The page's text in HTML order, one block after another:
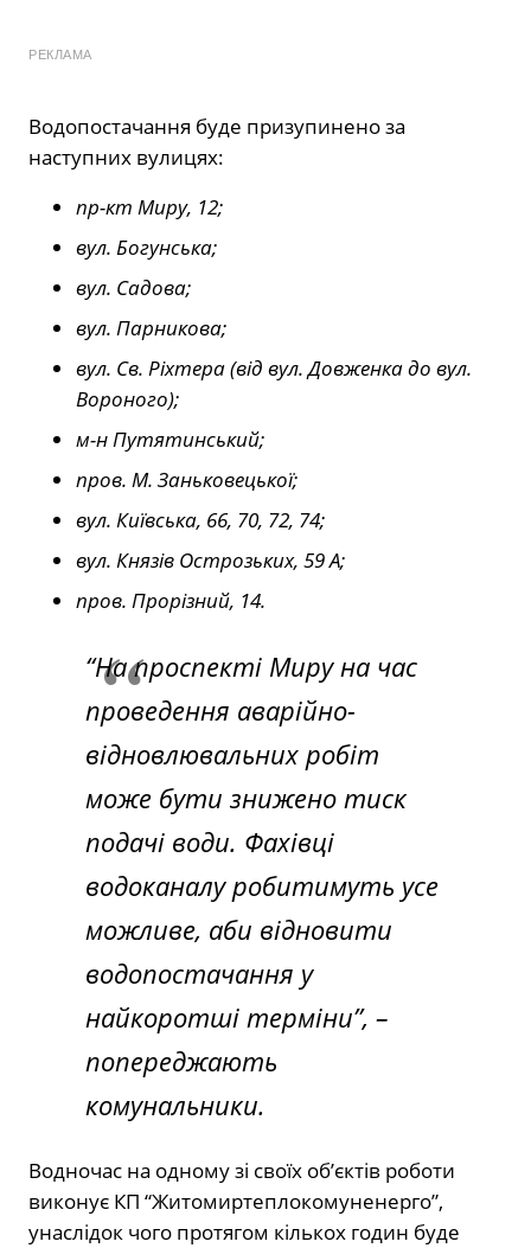
РЕКЛАМА
Водопостачання буде призупинено за
наступних вулицях:
пр-кт Миру, 12;
вул. Богунська;
вул. Садова;
вул. Парникова;
вул. Св. Ріхтера (від вул. Довженка до вул.
Вороного);
м-н Путятинський;
пров. М. Заньковецької;
вул. Київська, 66, 70, 72, 74;
вул. Князів Острозьких, 59 А;
пров. Прорізний, 14.
“На проспекті Миру на час
проведення аварійно-
відновлювальних робіт
може бути знижено тиск
подачі води. Фахівці
водоканалу робитимуть усе
можливе, аби відновити
водопостачання у
найкоротші терміни”, –
попереджають
комунальники.
Водночас на одному зі своїх об’єктів роботи
виконує КП “Житомиртеплокомуненерго”,
унаслідок чого протягом кількох годин буде